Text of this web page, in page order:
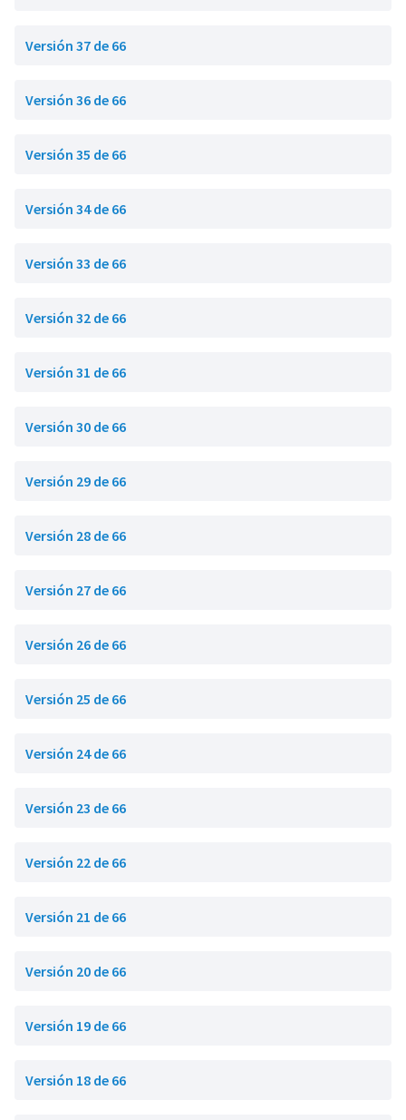
Versión 37 de 66
Versión 36 de 66
Versión 35 de 66
Versión 34 de 66
Versión 33 de 66
Versión 32 de 66
Versión 31 de 66
Versión 30 de 66
Versión 29 de 66
Versión 28 de 66
Versión 27 de 66
Versión 26 de 66
Versión 25 de 66
Versión 24 de 66
Versión 23 de 66
Versión 22 de 66
Versión 21 de 66
Versión 20 de 66
Versión 19 de 66
Versión 18 de 66